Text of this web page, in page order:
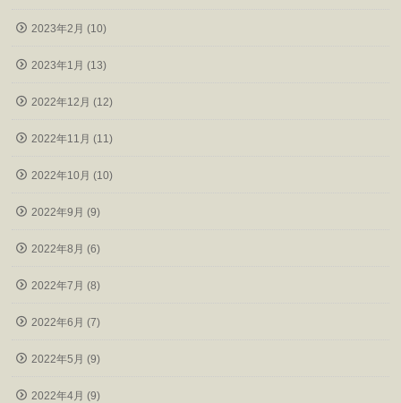
2023年2月 (10)
2023年1月 (13)
2022年12月 (12)
2022年11月 (11)
2022年10月 (10)
2022年9月 (9)
2022年8月 (6)
2022年7月 (8)
2022年6月 (7)
2022年5月 (9)
2022年4月 (9)